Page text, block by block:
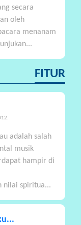
secara
oleh
menanam
FITUR
adalah salah
musik
hampir di
nilai spiritua...